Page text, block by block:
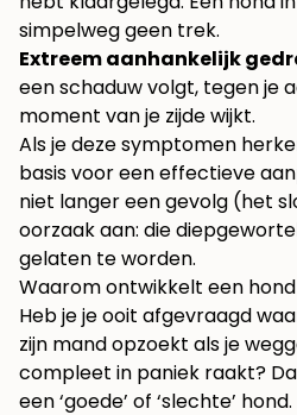
simpelweg geen trek.
Extreem aanhankelijk
een schaduw volgt, tegen je
moment van je zijde wijkt.
Als je deze symptomen
basis voor een effectieve
niet langer een gevolg (het
oorzaak aan: die
gelaten te worden.
Waarom ontwikkelt een
Heb je je ooit afgevraagd
zijn mand opzoekt als je
compleet in paniek raakt?
een ‘goede’ of ‘slechte’